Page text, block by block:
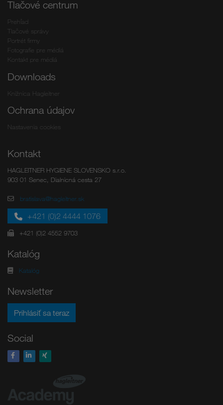
Tlačové centrum
Prehľad
Tlačové správy
Portrét firmy
Fotografie pre médiá
Kontakt pre médiá
Downloads
Knižnica Hagleitner
Ochrana údajov
Nastavenia cookies
Kontakt
HAGLEITNER HYGIENE SLOVENSKO s.r.o.
903 01 Senec, Dialnicná cesta 27
bratislava@hagleitner.sk
+421 (0)2 4444 1076
+421 (0)2 4552 9703
Katalóg
Katalóg
Newsletter
Prihlásiť sa teraz
Social